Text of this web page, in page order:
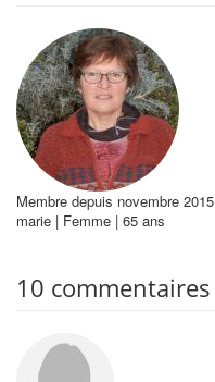
Membre depuis novembre 2015
marie | Femme | 65 ans
10 commentaires